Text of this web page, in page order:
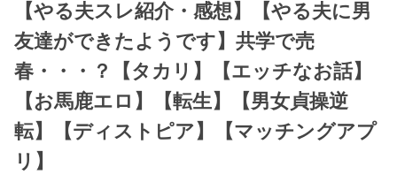
【やる夫スレ紹介・感想】【やる夫に男
友達ができたようです】共学で売
春・・・？【タカリ】【エッチなお話】
【お馬鹿エロ】【転生】【男女貞操逆
転】【ディストピア】【マッチングアプ
リ】